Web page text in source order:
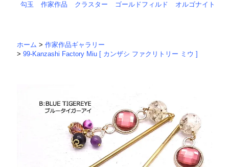
勾玉 作家作品 クラスター ゴールドフィルド オルゴナイト
ホーム >作家作品ギャラリー
>99-Kanzashi Factory Miu [ カンザシ ファクリトリー ミウ ]